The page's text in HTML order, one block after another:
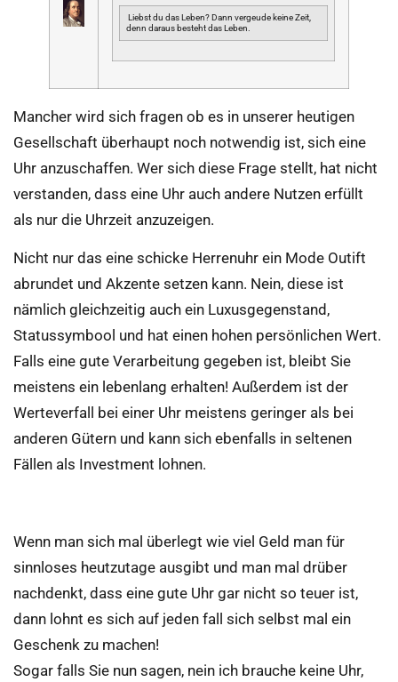
Liebst du das Leben? Dann vergeude keine Zeit,
denn daraus besteht das Leben.
Mancher wird sich fragen ob es in unserer heutigen
Gesellschaft überhaupt noch notwendig ist, sich eine
Uhr anzuschaffen. Wer sich diese Frage stellt, hat nicht
verstanden, dass eine Uhr auch andere Nutzen erfüllt
als nur die Uhrzeit anzuzeigen.
Nicht nur das eine schicke Herrenuhr ein Mode Outift
abrundet und Akzente setzen kann. Nein, diese ist
nämlich gleichzeitig auch ein Luxusgegenstand,
Statussymbool und hat einen hohen persönlichen Wert.
Falls eine gute Verarbeitung gegeben ist, bleibt Sie
meistens ein lebenlang erhalten! Außerdem ist der
Werteverfall bei einer Uhr meistens geringer als bei
anderen Gütern und kann sich ebenfalls in seltenen
Fällen als Investment lohnen.
Wenn man sich mal überlegt wie viel Geld man für
sinnloses heutzutage ausgibt und man mal drüber
nachdenkt, dass eine gute Uhr gar nicht so teuer ist,
dann lohnt es sich auf jeden fall sich selbst mal ein
Geschenk zu machen!
Sogar falls Sie nun sagen, nein ich brauche keine Uhr,